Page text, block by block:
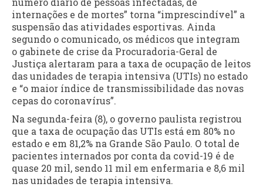
internações e de mortes” torna “imprescindível” a
suspensão das atividades esportivas. Ainda
segundo o comunicado, os médicos que integram
o gabinete de crise da Procuradoria-Geral de
Justiça alertaram para a taxa de ocupação de leitos
das unidades de terapia intensiva (UTIs) no estado
e “o maior índice de transmissibilidade das novas
cepas do coronavírus”.
Na segunda-feira (8), o governo paulista registrou
que a taxa de ocupação das UTIs está em 80% no
estado e em 81,2% na Grande São Paulo. O total de
pacientes internados por conta da covid-19 é de
quase 20 mil, sendo 11 mil em enfermaria e 8,6 mil
nas unidades de terapia intensiva.